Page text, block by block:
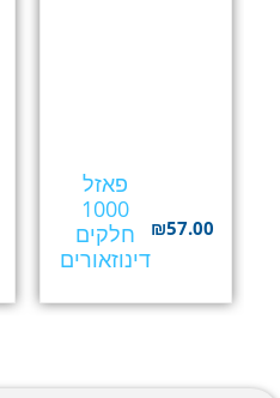
פאזל
1000
חלקים
דינוזאורים
₪57.00